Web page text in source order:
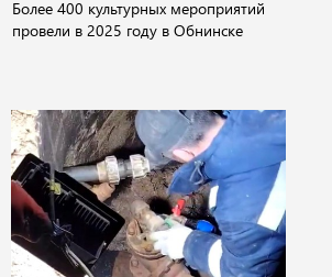
Более 400 культурных мероприятий
провели в 2025 году в Обнинске